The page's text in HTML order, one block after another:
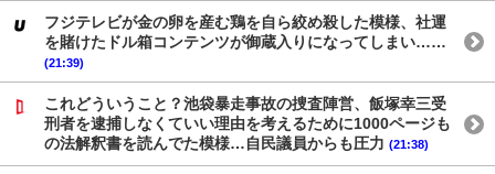
フジテレビが金の卵を産む鶏を自ら絞め殺した模様、社運
を賭けたドル箱コンテンツが御蔵入りになってしまい……
(21:39)
これどういうこと？池袋暴走事故の捜査陣営、飯塚幸三受
刑者を逮捕しなくていい理由を考えるために1000ページも
の法解釈書を読んでた模様…自民議員からも圧力 (21:38)